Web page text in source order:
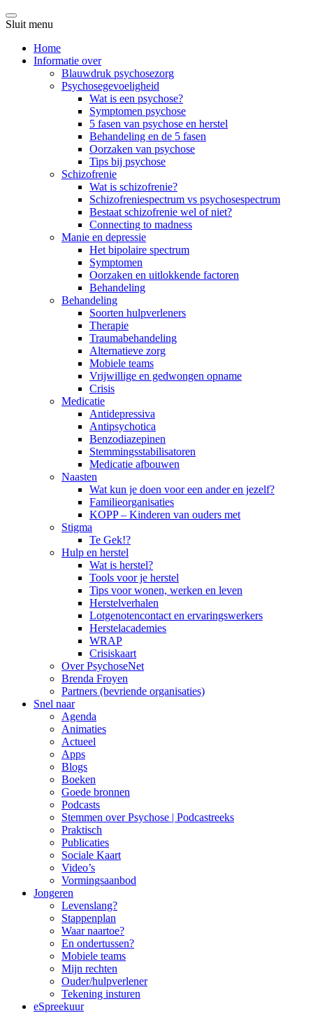
Sluit menu
Home
Informatie over
Blauwdruk psychosezorg
Psychosegevoeligheid
Wat is een psychose?
Symptomen psychose
5 fasen van psychose en herstel
Behandeling en de 5 fasen
Oorzaken van psychose
Tips bij psychose
Schizofrenie
Wat is schizofrenie?
Schizofreniespectrum vs psychosespectrum
Bestaat schizofrenie wel of niet?
Connecting to madness
Manie en depressie
Het bipolaire spectrum
Symptomen
Oorzaken en uitlokkende factoren
Behandeling
Behandeling
Soorten hulpverleners
Therapie
Traumabehandeling
Alternatieve zorg
Mobiele teams
Vrijwillige en gedwongen opname
Crisis
Medicatie
Antidepressiva
Antipsychotica
Benzodiazepinen
Stemmingsstabilisatoren
Medicatie afbouwen
Naasten
Wat kun je doen voor een ander en jezelf?
Familieorganisaties
KOPP – Kinderen van ouders met
Stigma
Te Gek!?
Hulp en herstel
Wat is herstel?
Tools voor je herstel
Tips voor wonen, werken en leven
Herstelverhalen
Lotgenotencontact en ervaringswerkers
Herstelacademies
WRAP
Crisiskaart
Over PsychoseNet
Brenda Froyen
Partners (bevriende organisaties)
Snel naar
Agenda
Animaties
Actueel
Apps
Blogs
Boeken
Goede bronnen
Podcasts
Stemmen over Psychose | Podcastreeks
Praktisch
Publicaties
Sociale Kaart
Video’s
Vormingsaanbod
Jongeren
Levenslang?
Stappenplan
Waar naartoe?
En ondertussen?
Mobiele teams
Mijn rechten
Ouder/hulpverlener
Tekening insturen
eSpreekuur